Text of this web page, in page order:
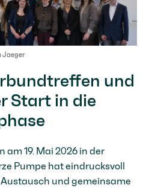
Jaeger
und
Start in die
am 19. Mai 2026 in der
Pumpe hat eindrucksvoll
Austausch und gemeinsame